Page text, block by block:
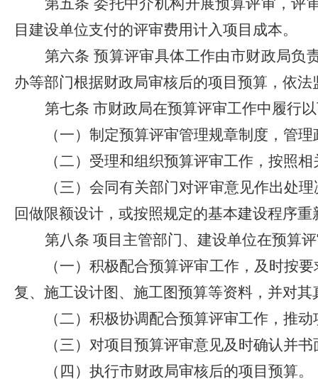
第五条 委托中介机构开展预算评审，评
目建设单位支付的评审费用计入项目成本。
第六条 预算评审具体工作由市财政局负
办等部门根据财政局审核后的项目预算，依
第七条 市财政局在预算评审工作中履行
（一）制定预算评审管理规章制度，管
（二）受理和组织预算评审工作，按照
（三）会同有关部门对评审意见作出处
回做限额设计，或按照规定的基本建设程序重
第八条 项目主管部门、建设单位在预算
（一）积极配合预算评审工作，及时按
复、施工设计图、施工图预算等资料，并对
（二）积极协调配合预算评审工作，推
（三）对项目预算评审意见及时确认并
（四）执行市财政局审核后的项目预算。